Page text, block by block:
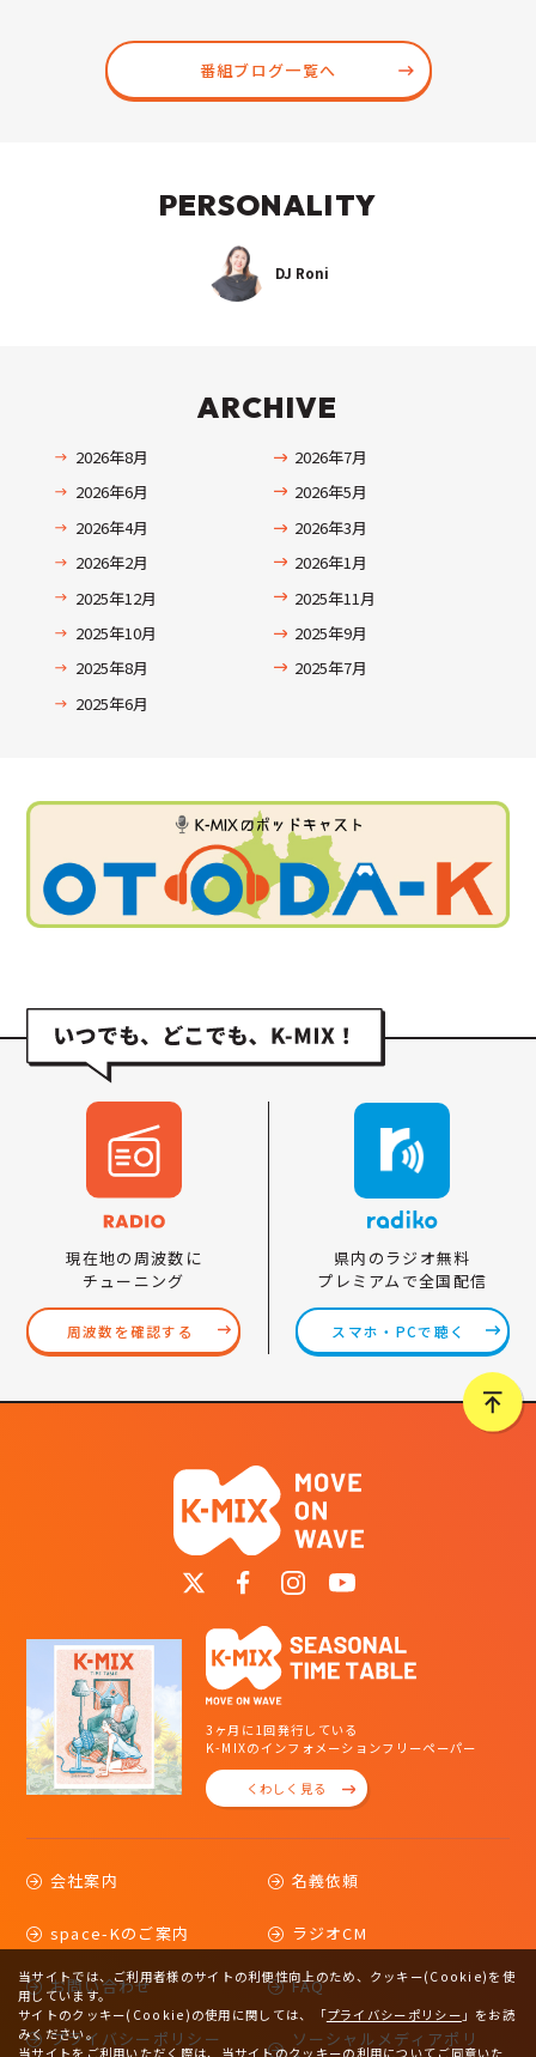
番組ブログ一覧へ
PERSONALITY
DJ Roni
ARCHIVE
2026年8月
2026年7月
2026年6月
2026年5月
2026年4月
2026年3月
2026年2月
2026年1月
2025年12月
2025年11月
2025年10月
2025年9月
2025年8月
2025年7月
2025年6月
現在地の周波数に
チューニング
周波数を確認する
県内のラジオ無料
プレミアムで全国配信
スマホ・PCで聴く
3ヶ月に1回発行している
K-MIXのインフォメーションフリーペーパー
くわしく見る
会社案内 名義依頼
space-Kのご案内 ラジオCM
お問い合わせ FAQ
プライバシーポリシー
ソーシャルメディアポリ
当サイトでは、ご利用者様のサイトの利便性向上のため、クッキー(Cookie)を使
用しています。
サイトのクッキー(Cookie)の使用に関しては、
「プライバシーポリシー 」をお読
みください。
当サイトをご利用いただく際は、当サイトのクッキーの利用についてご同意いた